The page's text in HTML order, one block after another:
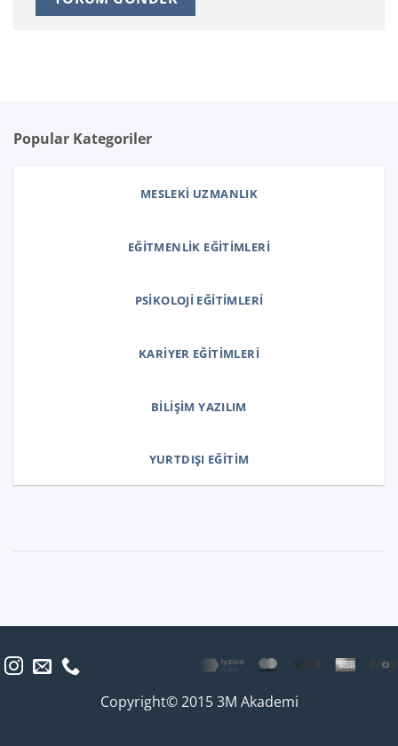
Popular Kategoriler
MESLEKI UZMANLIK
EĞITMENLIK EĞITIMLERI
PSIKOLOJI EĞITIMLERI
KARIYER EĞITIMLERI
BILIŞIM YAZILIM
YURTDIŞI EĞITIM
Copyright© 2015 3M Akademi